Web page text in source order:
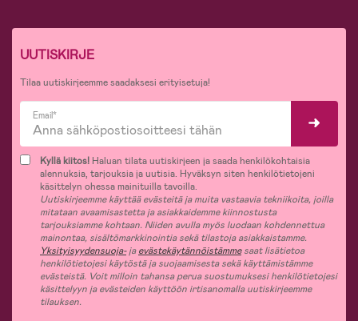
UUTISKIRJE
Tilaa uutiskirjeemme saadaksesi erityisetuja!
Email*
Kyllä kiitos! Haluan tilata uutiskirjeen ja saada henkilökohtaisia
alennuksia, tarjouksia ja uutisia. Hyväksyn siten henkilötietojeni
käsittelyn ohessa mainituilla tavoilla.
Uutiskirjeemme käyttää evästeitä ja muita vastaavia tekniikoita, joilla
mitataan avaamisastetta ja asiakkaidemme kiinnostusta
tarjouksiamme kohtaan. Niiden avulla myös luodaan kohdennettua
mainontaa, sisältömarkkinointia sekä tilastoja asiakkaistamme.
Yksityisyydensuoja-jaevästekäytännöistämmesaat lisätietoa
henkilötietojesi käytöstä ja suojaamisesta sekä käyttämistämme
evästeistä. Voit milloin tahansa perua suostumuksesi henkilötietojesi
käsittelyyn ja evästeiden käyttöön irtisanomalla uutiskirjeemme
tilauksen.